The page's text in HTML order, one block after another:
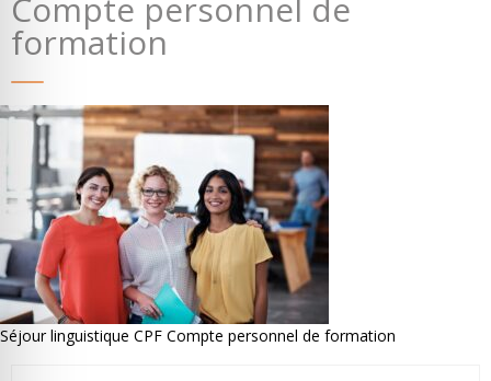
Compte personnel de
formation
Séjour linguistique CPF Compte personnel de formation
partir ? Devis & contact